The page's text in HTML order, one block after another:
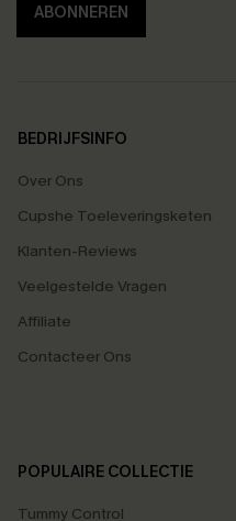
ABONNEREN
BEDRIJFSINFO
Over Ons
Cupshe Toeleveringsketen
Klanten-Reviews
Veelgestelde Vragen
Affiliate
Contacteer Ons
POPULAIRE COLLECTIE
Tummy Control